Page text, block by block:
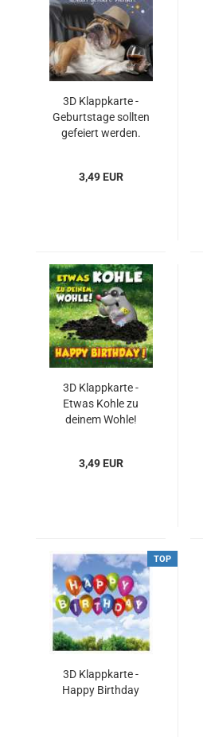
3D Klappkarte -
Geburtstage sollten
gefeiert werden.
3,49 EUR
3D Klappkarte -
Etwas Kohle zu
deinem Wohle!
3,49 EUR
TOP
3D Klappkarte -
Happy Birthday